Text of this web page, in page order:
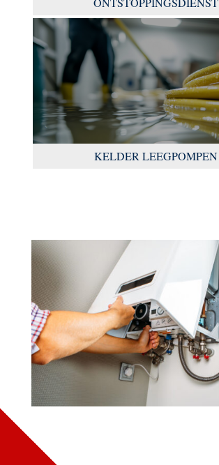
KELDER LEEGPOMPEN